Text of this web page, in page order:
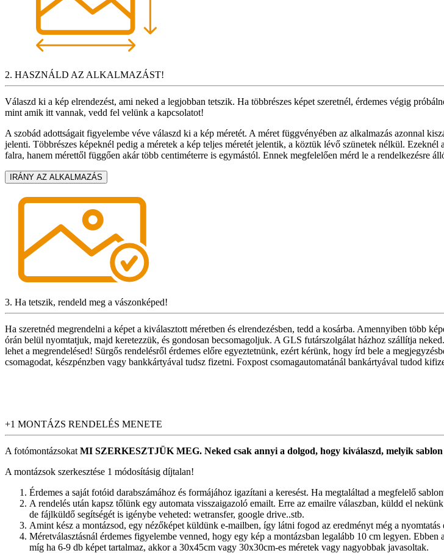
2. HASZNÁLD AZ ALKALMAZÁST!
Válaszd ki a kép elrendezést, ami neked a legjobban tetszik. Ha többrészes képet szeretnél, érdemes végig
mint amik itt vannak, vedd fel velünk a kapcsolatot!
A szobád adottságait figyelembe véve válaszd ki a kép méretét. A méret függvényében az alkalmazás azonnal
jelenti. Többrészes képeknél pedig a méretek a kép teljes méretét jelentik, a köztük lévő szünetek nélkül.
falra, hanem mérettől függően akár több centiméterre is egymástól. Ennek megfelelően mérd le a rendelkezésre
IRÁNY AZ ALKALMAZÁS
3. Ha tetszik, rendeld meg a vászonképed!
Ha szeretnéd megrendelni a képet a kiválasztott méretben és elrendezésben, tedd a kosárba. Amennyiben több
órán belül nyomtatjuk, majd keretezzük, és gondosan becsomagoljuk. A GLS futárszolgálat házhoz szállítja
lehet a megrendelésed! Sürgős rendelésről érdemes előre egyeztetnünk, ezért kérünk, hogy írd bele a
csomagodat, készpénzben vagy bankkártyával tudsz fizetni. Foxpost csomagautomatánál bankártyával tudod
+1 MONTÁZS RENDELÉS MENETE
A fotómontázsokat MI SZERKESZTJÜK MEG. Neked csak annyi a dolgod, hogy kiválaszd, melyik
A montázsok szerkesztése 1 módosításig díjtalan!
Érdemes a saját fotóid darabszámához és formájához igazítani a keresést. Ha megtaláltad a megfelelő
A rendelés után kapsz tőlünk egy automata visszaigazoló emailt. Erre az emailre válaszban, küldd el
de fájlküldő segítségét is igénybe veheted: wetransfer, google drive..stb.
Amint kész a montázsod, egy nézőképet küldünk e-mailben, így látni fogod az eredményt még a
Méretválasztásnál érdemes figyelembe venned, hogy egy kép a montázsban legalább 10 cm legyen.
míg ha 6-9 db képet tartalmaz, akkor a 30x45cm vagy 30x30cm-es méretek vagy nagyobbak javasoltak.